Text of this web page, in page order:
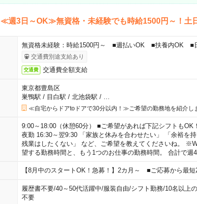
≪週3日～OK≫無資格・未経験でも時給1500円～！土
無資格未経験：時給1500円～ ■週払いOK ■扶養内OK ■
交通費別途支給あり
交通費 交通費全額支給
東京都豊島区
巣鴨駅 / 目白駅 / 北池袋駅 /
≪自宅からドアtoドアで30分以内！≫ご希望の勤務地を紹介し
9:00～18:00（休憩60分） ■ご希望があれば下記シフトも
夜勤 16:30～翌9:30 「家族と休みを合わせたい」 「余裕を
残業はしたくない」 など、ご希望を教えてくださいね。
望する勤務時間と、もう1つのお仕事の勤務時間。 合計で週
【8月中のスタートOK！急募！】2カ月～ ■ご応募から最短
履歴書不要/40～50代活躍中/服装自由/シフト勤務/10名以上
不要